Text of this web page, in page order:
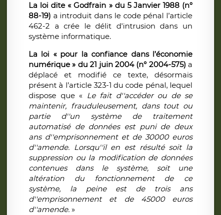
La loi dite « Godfrain » du 5 Janvier 1988 (n°
88-19) a introduit dans le code pénal l’article
462-2 a crée le délit d'intrusion dans un
système informatique.
La loi « pour la confiance dans l’économie
numérique » du 21 juin 2004 (n° 2004-575) a
déplacé et modifié ce texte, désormais
présent à l’article 323-1 du code pénal, lequel
dispose que « Le fait d''accéder ou de se
maintenir, frauduleusement, dans tout ou
partie d''un système de traitement
automatisé de données est puni de deux
ans d''emprisonnement et de 30000 euros
d''amende. Lorsqu''il en est résulté soit la
suppression ou la modification de données
contenues dans le système, soit une
altération du fonctionnement de ce
système, la peine est de trois ans
d''emprisonnement et de 45000 euros
d''amende. »